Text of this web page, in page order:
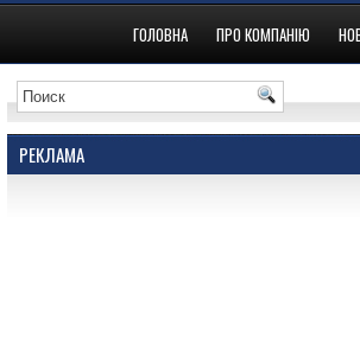
ГОЛОВНА ПРО КОМПАНІЮ
РЕКЛАМА